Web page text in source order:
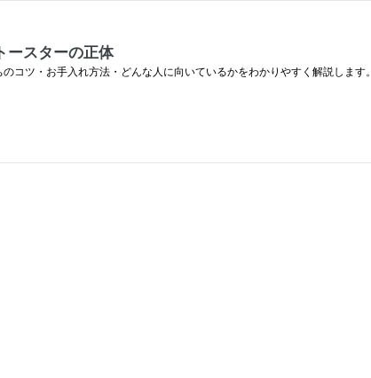
ースターの正体
ツ・お手入れ方法・どんな人に向いているかをわかりやすく解説します。